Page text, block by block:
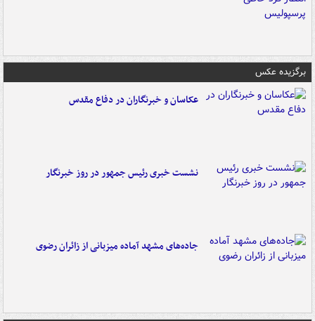
برگزیده عکس
عکاسان و خبرنگاران در دفاع مقدس
نشست خبری رئیس جمهور در روز خبرنگار
جاده‌های مشهد آماده میزبانی از زائران رضوی